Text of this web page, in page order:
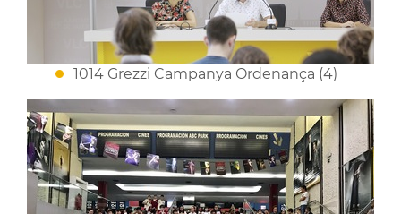
1014 Grezzi Campanya Ordenança (4)